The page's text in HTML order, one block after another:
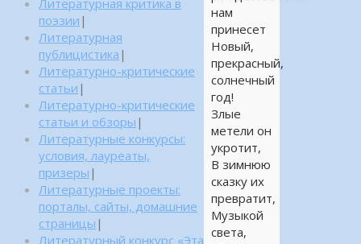
нам
принесет
Новый,
прекрасный,
солнечный
год!
Злые
метели он
укротит,
В зимнюю
сказку их
превратит,
Музыкой
света,
Литературная критика в
поэзии |
Литературная
публицистика |
Литературно-критические
статьи |
Литературно-критические
статьи и обзоры |
Литературные конкурсы:
условия, лауреаты,
призеры |
Литературные проекты:
порталы, сайты, домашние
страницы |
Литературный конкурс «Эта